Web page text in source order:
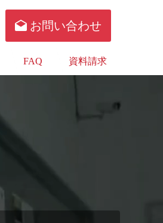
お問い合わせ
FAQ 資料請求